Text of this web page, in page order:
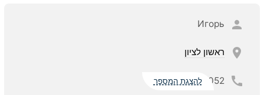
Игорь
ראשון לציון
052 להצגת המספר